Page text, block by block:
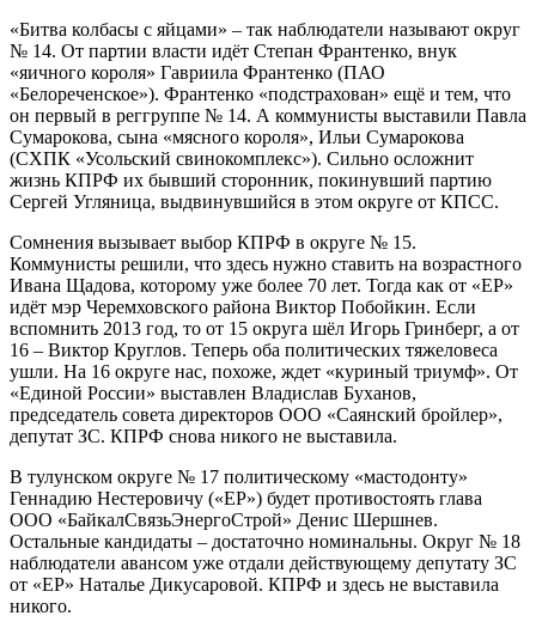
«Битва колбасы с яйцами» – так наблюдатели называют округ
№ 14. От партии власти идёт Степан Франтенко, внук
«яичного короля» Гавриила Франтенко (ПАО
«Белореченское»). Франтенко «подстрахован» ещё и тем, что
он первый в реггруппе № 14. А коммунисты выставили Павла
Сумарокова, сына «мясного короля», Ильи Сумарокова
(СХПК «Усольский свинокомплекс»). Сильно осложнит
жизнь КПРФ их бывший сторонник, покинувший партию
Сергей Угляница, выдвинувшийся в этом округе от КПСС.
Сомнения вызывает выбор КПРФ в округе № 15.
Коммунисты решили, что здесь нужно ставить на возрастного
Ивана Щадова, которому уже более 70 лет. Тогда как от «ЕР»
идёт мэр Черемховского района Виктор Побойкин. Если
вспомнить 2013 год, то от 15 округа шёл Игорь Гринберг, а от
16 – Виктор Круглов. Теперь оба политических тяжеловеса
ушли. На 16 округе нас, похоже, ждет «куриный триумф». От
«Единой России» выставлен Владислав Буханов,
председатель совета директоров ООО «Саянский бройлер»,
депутат ЗС. КПРФ снова никого не выставила.
В тулунском округе № 17 политическому «мастодонту»
Геннадию Нестеровичу («ЕР») будет противостоять глава
ООО «БайкалСвязьЭнергоСтрой» Денис Шершнев.
Остальные кандидаты – достаточно номинальны. Округ № 18
наблюдатели авансом уже отдали действующему депутату ЗС
от «ЕР» Наталье Дикусаровой. КПРФ и здесь не выставила
никого.